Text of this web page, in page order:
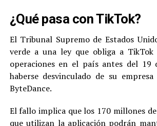
¿Qué pasa con TikTok?
El Tribunal Supremo de Estados
verde a una ley que obliga a TikTok
operaciones en el país antes del 19
haberse desvinculado de su
ByteDance.
El fallo implica que los 170 millones
que utilizan la aplicación podrán